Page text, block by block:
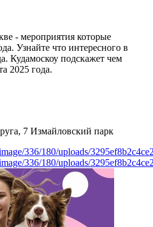
- мероприятия которые
Узнайте что интересного в
Кудамоскоу подскажет чем
2025 года.
7 Измайловский парк
336/180/uploads/
336/180/uploads/